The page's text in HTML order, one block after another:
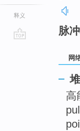
释义
脉
网
高